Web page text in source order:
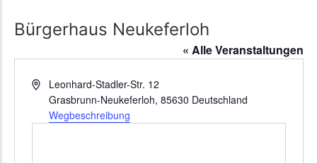
Online-Wettbewerb
Auswertung aller Wettbewerbe
Bürgerhaus Neukeferloh
« Alle Veranstaltungen
AdresseLeonhard-Stadler-Str. 12
Grasbrunn-Neukeferloh, 85630 Deutschland
Wegbeschreibung